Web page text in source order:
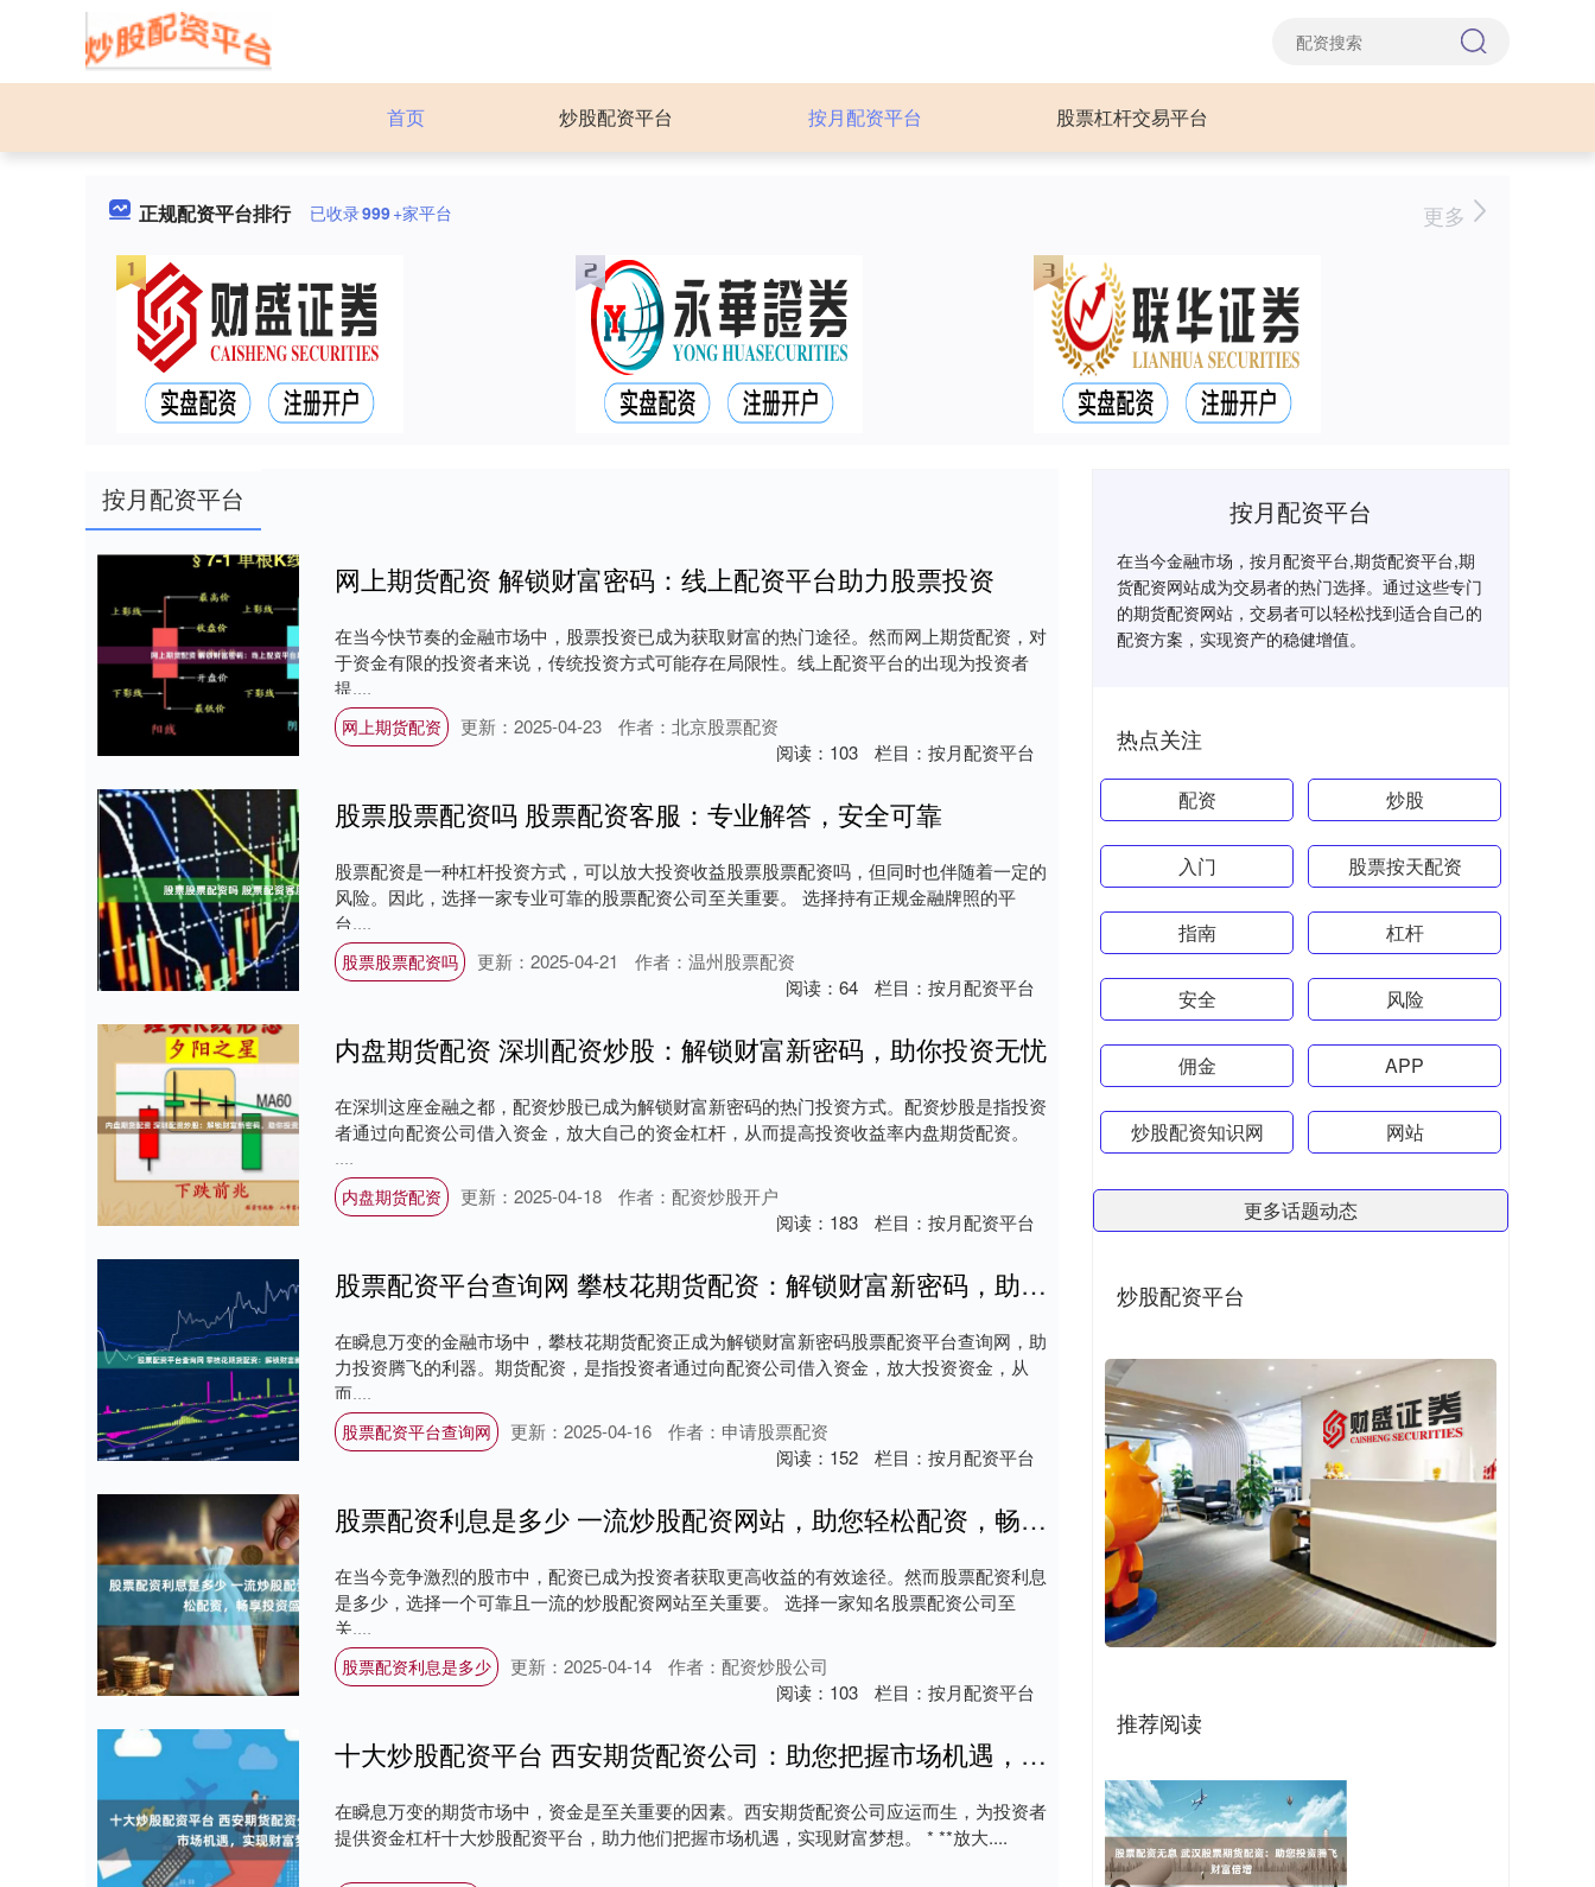
首页 炒股配资平台 按月配资平台 股票杠杆交易平台
正规配资平台排行 已收录999+家平台 更多
按月配资平台
网上期货配资 解锁财富密码：线上配资平台助力股票投资
在当今快节奏的金融市场中，股票投资已成为获取财富的热门途径。然而网上期货配资，对
于资金有限的投资者来说，传统投资方式可能存在局限性。线上配资平台的出现为投资者
提....
网上期货配资 更新：2025-04-23
作者：北京股票配资
阅读： 103 栏目： 按月配资平台
股票股票配资吗 股票配资客服：专业解答，安全可靠
股票配资是一种杠杆投资方式，可以放大投资收益股票股票配资吗，但同时也伴随着一定的
风险。因此，选择一家专业可靠的股票配资公司至关重要。 选择持有正规金融牌照的平
台....
股票股票配资吗 更新：2025-04-21
作者：温州股票配资
阅读： 64 栏目： 按月配资平台
内盘期货配资 深圳配资炒股：解锁财富新密码，助你投资无忧
在深圳这座金融之都，配资炒股已成为解锁财富新密码的热门投资方式。配资炒股是指投资
者通过向配资公司借入资金，放大自己的资金杠杆，从而提高投资收益率内盘期货配资。
....
内盘期货配资 更新：2025-04-18
作者：配资炒股开户
阅读： 183 栏目： 按月配资平台
股票配资平台查询网 攀枝花期货配资：解锁财富新密码，助力投资腾飞
在瞬息万变的金融市场中，攀枝花期货配资正成为解锁财富新密码股票配资平台查询网，助
力投资腾飞的利器。期货配资，是指投资者通过向配资公司借入资金，放大投资资金，从
而....
股票配资平台查询网 更新：2025-04-16
作者：申请股票配资
阅读： 152 栏目： 按月配资平台
股票配资利息是多少 一流炒股配资网站，助您轻松配资，畅享投资盛宴
在当今竞争激烈的股市中，配资已成为投资者获取更高收益的有效途径。然而股票配资利息
是多少，选择一个可靠且一流的炒股配资网站至关重要。 选择一家知名股票配资公司至
关....
股票配资利息是多少 更新：2025-04-14
作者：配资炒股公司
阅读： 103 栏目： 按月配资平台
十大炒股配资平台 西安期货配资公司：助您把握市场机遇，实现财富梦想
在瞬息万变的期货市场中，资金是至关重要的因素。西安期货配资公司应运而生，为投资者
提供资金杠杆十大炒股配资平台，助力他们把握市场机遇，实现财富梦想。 * **放大....
按月配资平台
在当今金融市场，按月配资平台,期货配资平台,期
货配资网站成为交易者的热门选择。通过这些专门
的期货配资网站，交易者可以轻松找到适合自己的
配资方案，实现资产的稳健增值。
热点关注
配资 炒股
入门 股票按天配资
指南 杠杆
安全 风险
佣金 APP
炒股配资知识网 网站
更多话题动态
炒股配资平台
推荐阅读